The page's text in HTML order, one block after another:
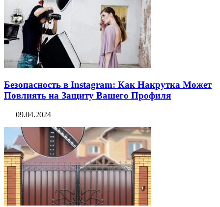
Безопасность в Instagram: Как Накрутка Может
Повлиять на Защиту Вашего Профиля
09.04.2024